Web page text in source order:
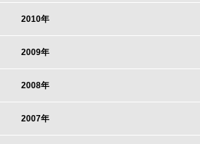
2010年
2009年
2008年
2007年